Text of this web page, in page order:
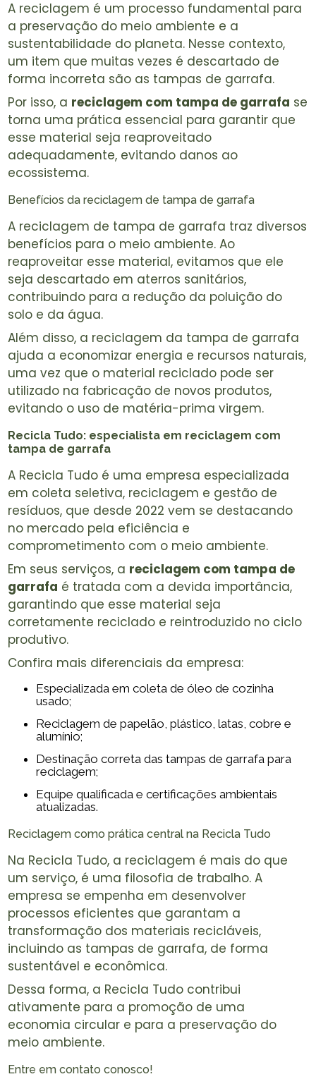
A reciclagem é um processo fundamental para
a preservação do meio ambiente e a
sustentabilidade do planeta. Nesse contexto,
um item que muitas vezes é descartado de
forma incorreta são as tampas de garrafa.
Por isso, a reciclagem com tampa de garrafa se
torna uma prática essencial para garantir que
esse material seja reaproveitado
adequadamente, evitando danos ao
ecossistema.
Benefícios da reciclagem de tampa de garrafa
A reciclagem de tampa de garrafa traz diversos
benefícios para o meio ambiente. Ao
reaproveitar esse material, evitamos que ele
seja descartado em aterros sanitários,
contribuindo para a redução da poluição do
solo e da água.
Além disso, a reciclagem da tampa de garrafa
ajuda a economizar energia e recursos naturais,
uma vez que o material reciclado pode ser
utilizado na fabricação de novos produtos,
evitando o uso de matéria-prima virgem.
Recicla Tudo: especialista em reciclagem com
tampa de garrafa
A Recicla Tudo é uma empresa especializada
em coleta seletiva, reciclagem e gestão de
resíduos, que desde 2022 vem se destacando
no mercado pela eficiência e
comprometimento com o meio ambiente.
Em seus serviços, a reciclagem com tampa de
garrafa é tratada com a devida importância,
garantindo que esse material seja
corretamente reciclado e reintroduzido no ciclo
produtivo.
Confira mais diferenciais da empresa:
Especializada em coleta de óleo de cozinha
usado;
Reciclagem de papelão, plástico, latas, cobre e
alumínio;
Destinação correta das tampas de garrafa para
reciclagem;
Equipe qualificada e certificações ambientais
atualizadas.
Reciclagem como prática central na Recicla Tudo
Na Recicla Tudo, a reciclagem é mais do que
um serviço, é uma filosofia de trabalho. A
empresa se empenha em desenvolver
processos eficientes que garantam a
transformação dos materiais recicláveis,
incluindo as tampas de garrafa, de forma
sustentável e econômica.
Dessa forma, a Recicla Tudo contribui
ativamente para a promoção de uma
economia circular e para a preservação do
meio ambiente.
Entre em contato conosco!